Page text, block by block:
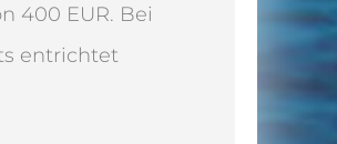
400 EUR. Bei
entrichtet